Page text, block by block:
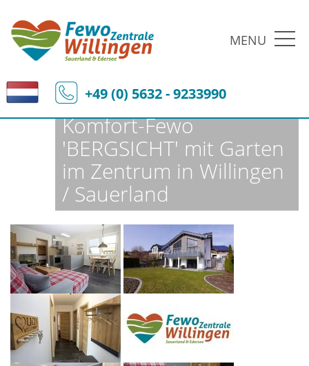
MENU
+49 (0) 5632 - 9233990
Fewo-Zentrale Willingen Ferienobjekte Fewo-Details
Komfort-Fewo
'BERGSICHT' mit Garten
im Zentrum in Willingen
/ Sauerland